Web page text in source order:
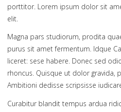
porttitor. Lorem ipsum dolor sit
elit.
Magna pars studiorum, prodita
purus sit amet fermentum. Idque
liceret: sese habere. Donec sed
rhoncus. Quisque ut dolor gravida,
Ambitioni dedisse scripsisse
Curabitur blandit tempus ardua